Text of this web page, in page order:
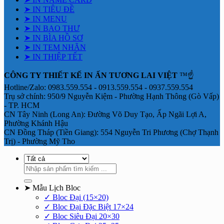
➤ IN TIÊU ĐỀ
➤ IN MENU
➤ IN BAO THƯ
➤ IN BÌA HỒ SƠ
➤ IN TEM NHÃN
➤ IN THIỆP TẾT
CÔNG TY THIẾT KẾ IN ẤN TƯƠNG LAI VIỆT ™☝️
Hotline/Zalo: 0983.559.554 - 0913.559.554 - 0937.559.554
Trụ sở chính: 950/9 Nguyễn Kiệm - Phường Hạnh Thông (Gò Vấp)
- TP. HCM
CN Tây Ninh (Long An): Đường Võ Duy Tạo, Ấp Ngãi Lợi A,
Phường Khánh Hậu
CN Đồng Tháp (Tiền Giang): 554 Nguyễn Tri Phương (Chợ Thạnh
Trị) - Phường Mỹ Tho
Tìm
kiếm:
➤ Mẫu Lịch Bloc
✓ Bloc Đại (15×20)
✓ Bloc Đại Đặc Biệt 17×24
✓ Bloc Siêu Đại 20×30